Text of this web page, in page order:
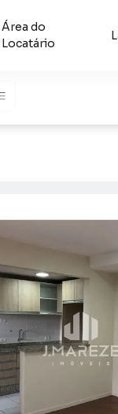
Área do
Locatário